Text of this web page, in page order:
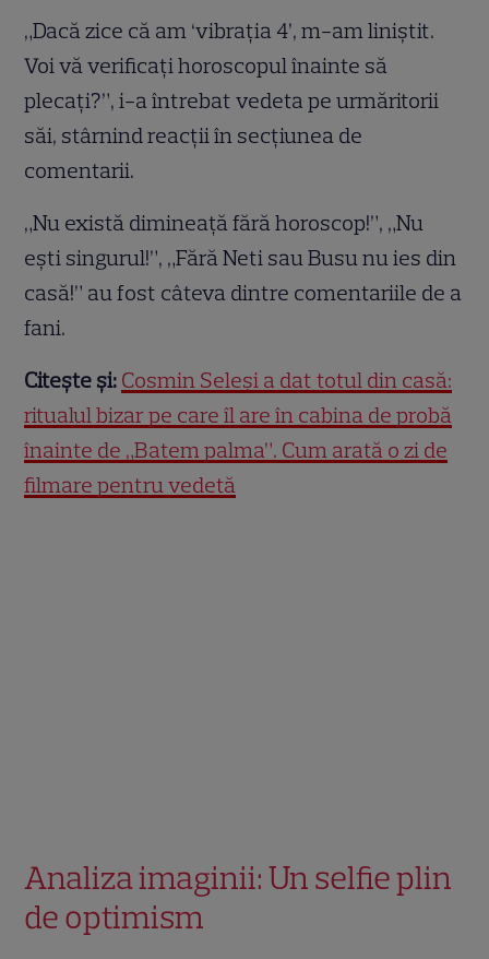
„Dacă zice că am ‘vibrația 4’, m-am liniștit.
Voi vă verificați horoscopul înainte să
plecați?”, i-a întrebat vedeta pe urmăritorii
săi, stârnind reacții în secțiunea de
comentarii.
„Nu există dimineață fără horoscop!”, „Nu
ești singurul!”, „Fără Neti sau Busu nu ies din
casă!” au fost câteva dintre comentariile de a
fani.
Citește și: Cosmin Seleși a dat totul din casă:
ritualul bizar pe care îl are în cabina de probă
înainte de „Batem palma”. Cum arată o zi de
filmare pentru vedetă
Analiza imaginii: Un selfie plin
de optimism